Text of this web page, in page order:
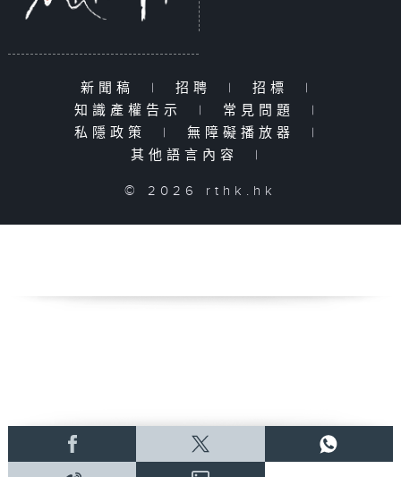
新聞稿 | 招聘 | 招標
|
知識產權告示
| 常見問題
|
私隱政策
| 無障礙播放器
|
其他語言內容
|
© 2026 rthk.hk